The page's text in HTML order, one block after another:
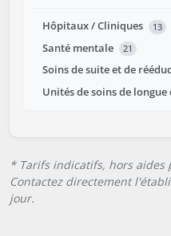
Hôpitaux / Cliniques 13
Santé mentale 21
Soins de suite et de
Unités de soins de longue
* Tarifs indicatifs, hors aides
Contactez directement
jour.